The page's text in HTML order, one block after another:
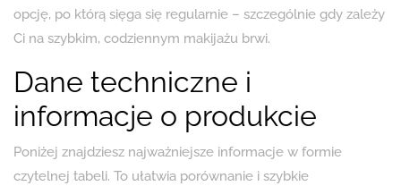
opcję, po którą sięga się regularnie – szczególnie gdy zależy
Ci na szybkim, codziennym makijażu brwi.
Dane techniczne i
informacje o produkcie
Poniżej znajdziesz najważniejsze informacje w formie
czytelnej tabeli. To ułatwia porównanie i szybkie